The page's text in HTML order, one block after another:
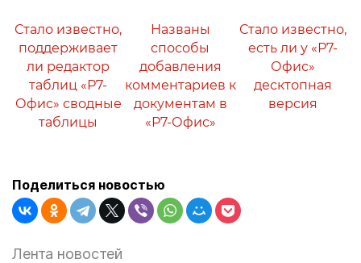
Стало известно,
поддерживает
ли редактор
таблиц «Р7-
Офис» сводные
таблицы
Названы
способы
добавления
комментариев к
документам в
«Р7-Офис»
Стало известно,
есть ли у «Р7-
Офис»
десктопная
версия
Поделиться новостью
Лента новостей